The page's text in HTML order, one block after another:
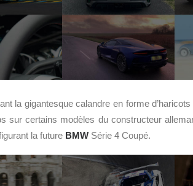
la gigantesque calandre en forme
sur certains modèles du constructeur
la future BMW Série 4 Coupé.